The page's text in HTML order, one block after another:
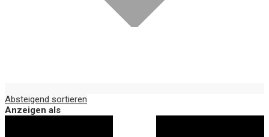
Absteigend sortieren
Anzeigen als